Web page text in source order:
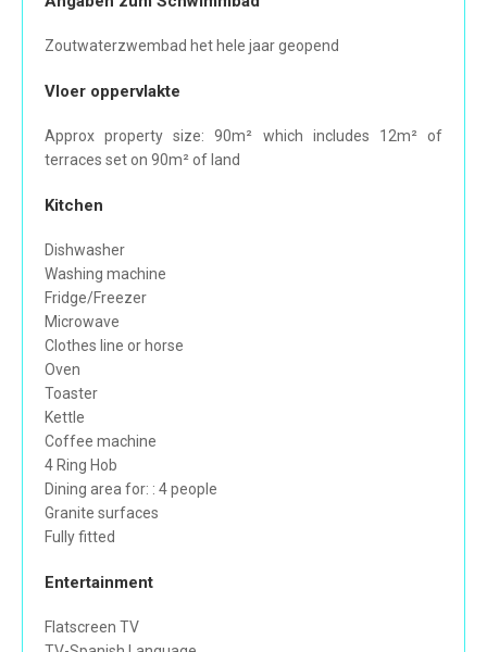
Zoutwaterzwembad het hele jaar geopend
Vloer oppervlakte
Approx property size: 90m² which includes 12m² of
terraces set on 90m² of land
Kitchen
Dishwasher
Washing machine
Fridge/Freezer
Microwave
Clothes line or horse
Oven
Toaster
Kettle
Coffee machine
4 Ring Hob
Dining area for: : 4 people
Granite surfaces
Fully fitted
Entertainment
Flatscreen TV